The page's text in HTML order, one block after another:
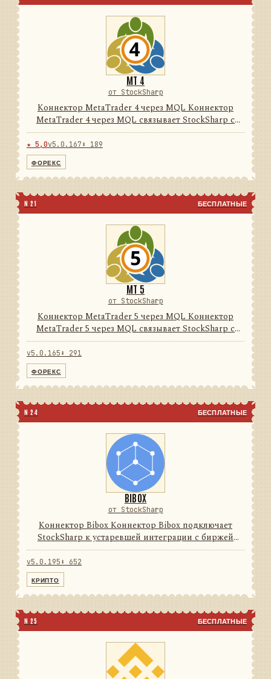
MT 4
от StockSharp
Коннектор MetaTrader 4 через MQL Коннектор
MetaTrader 4 через MQL связывает StockSharp с
терминалом MetaTrader 4 через поставляемый
MQL-эксперт и локальный нативный/FIX-мост. Он
★ 5,0v5.0.167 ⬇ 189
ФОРЕКС
N 21 БЕСПЛАТНЫЕ
MT 5
от StockSharp
Коннектор MetaTrader 5 через MQL Коннектор
MetaTrader 5 через MQL связывает StockSharp с
терминалом MetaTrader 5 через поставляемый
MQL-эксперт и локальный нативный/FIX-мост. Он
v5.0.165 ⬇ 291
ФОРЕКС
N 24 БЕСПЛАТНЫЕ
BIBOX
от StockSharp
Коннектор Bibox Коннектор Bibox подключает
StockSharp к устаревшей интеграции с биржей
цифровых активов. Он переводит данные и
операции провайдера в единую модель сообщений
v5.0.195 ⬇ 652
КРИПТО
N 25 БЕСПЛАТНЫЕ